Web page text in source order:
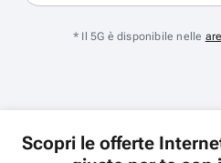
* Il 5G è disponibile nelle
Scopri le offerte